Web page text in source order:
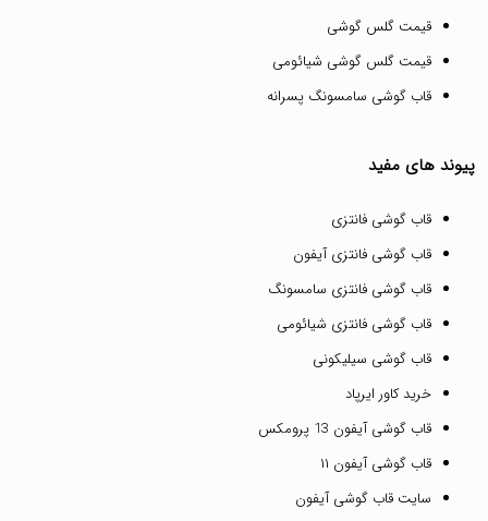
قیمت گلس گوشی
قیمت گلس گوشی شیائومی
قاب گوشی سامسونگ پسرانه
پیوند های مفید
قاب گوشی فانتزی
قاب گوشی فانتزی آیفون
قاب گوشی فانتزی سامسونگ
قاب گوشی فانتزی شیائومی
قاب گوشی سیلیکونی
خرید کاور ایرپاد
قاب گوشی آیفون 13 پرومکس
قاب گوشی آیفون ۱۱
سایت قاب گوشی آیفون